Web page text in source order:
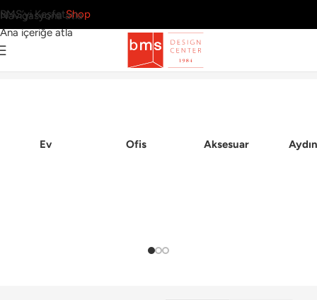
Navigasyona atla
Ana içeriğe atla
BMS’yi KeşfetShop
Ev Ofis Aksesuar